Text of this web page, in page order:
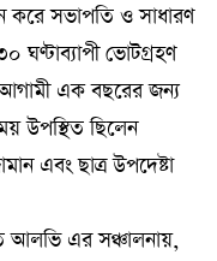
করে সভাপতি ও সাধারণ
ঘণ্টাব্যাপী ভোটগ্রহণ
এক বছরের জন্য
উপস্থিত ছিলেন
এবং ছাত্র উপদেষ্টা
আলভি এর সঞ্চালনায়,